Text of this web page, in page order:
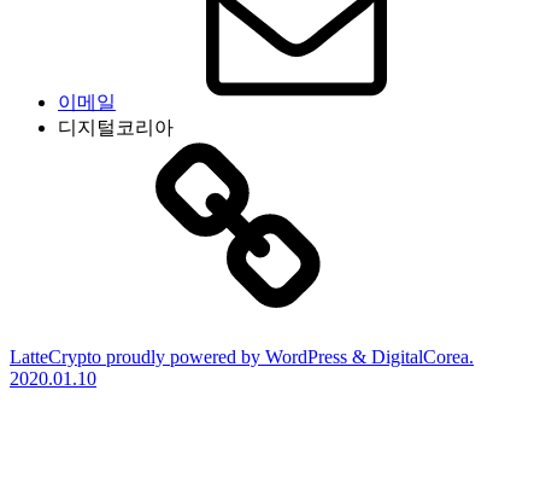
이메일
디지털코리아
LatteCrypto proudly powered by WordPress & DigitalCorea.
2020.01.10